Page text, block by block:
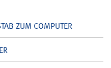
ZUM COMPUTER